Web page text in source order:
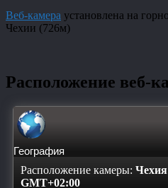
Веб-камера установлена на
Чехии (726м)
Расположение веб-
География
Расположение камеры: Чехия
GMT+02:00